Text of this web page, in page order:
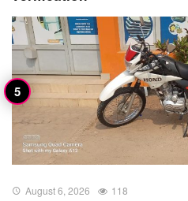
August 6, 2026 118